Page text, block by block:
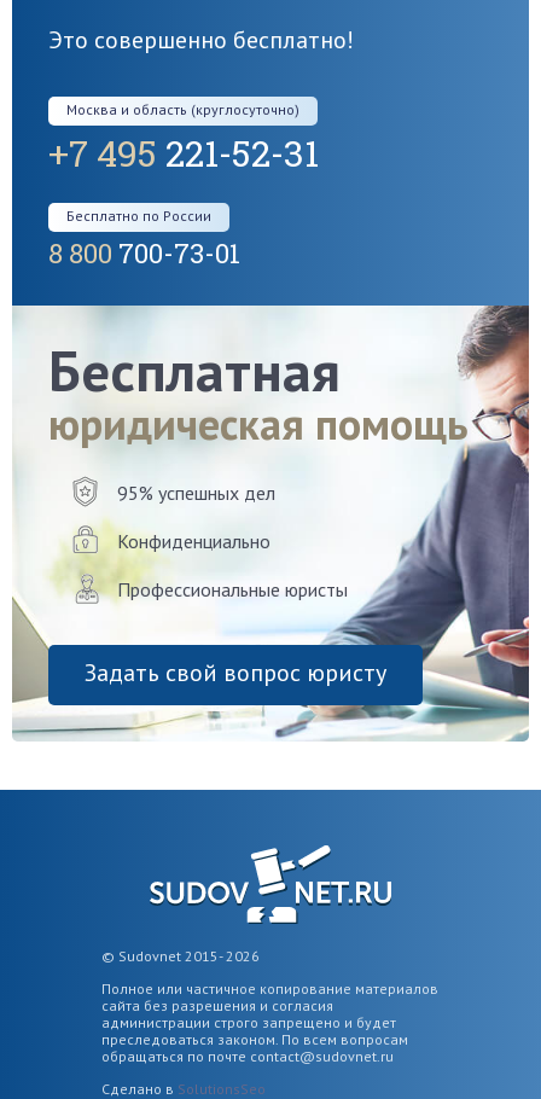
Это совершенно бесплатно!
Москва и область (круглосуточно)
+7 495 221-52-31
Бесплатно по России
8 800 700-73-01
Бесплатная
юридическая помощь
95% успешных дел
Конфиденциально
Профессиональные юристы
Задать свой вопрос юристу
© Sudovnet 2015- 2026
Полное или частичное копирование материалов
сайта без разрешения и согласия
администрации строго запрещено и будет
преследоваться законом. По всем вопросам
обращаться по почте contact@sudovnet.ru
Сделано в SolutionsSeo